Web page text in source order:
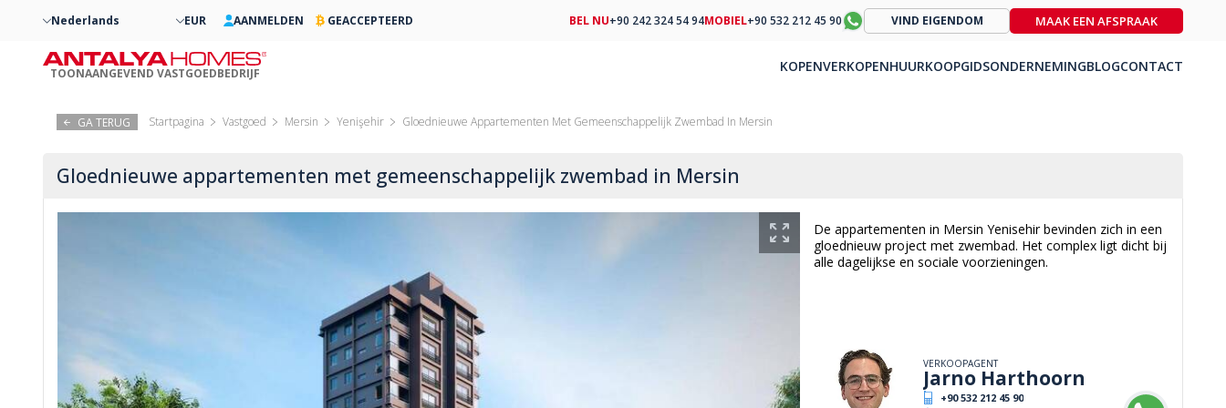
GA TERUG Startpagina Vastgoed Mersin Yenişehir Gloednieuwe Appartementen Met Gemeenschappelijk Zwembad In Mersin
Gloednieuwe appartementen met gemeenschappelijk zwembad in Mersin
De appartementen in Mersin Yenisehir bevinden zich in een
gloednieuw project met zwembad. Het complex ligt dicht bij
alle dagelijkse en sociale voorzieningen.
VERKOOPAGENT
Jarno Harthoorn
+90 532 212 45 90
Nederlands EUR AANMELDEN GEACCEPTEERD
TOONAANGEVEND VASTGOEDBEDRIJF
BEL NU+90 242 324 54 94MOBIEL+90 532 212 45 90 VIND EIGENDOM MAAK EEN AFSPRAAK
KOPENVERKOPENHUURKOOPGIDSONDERNEMINGBLOGCONTACT